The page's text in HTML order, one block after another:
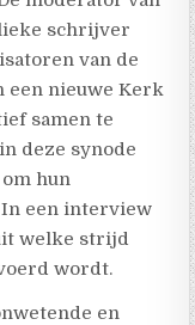
schrijver
van de
een nieuwe Kerk
samen te
deze synode
hun
een interview
welke strijd
wordt.
en